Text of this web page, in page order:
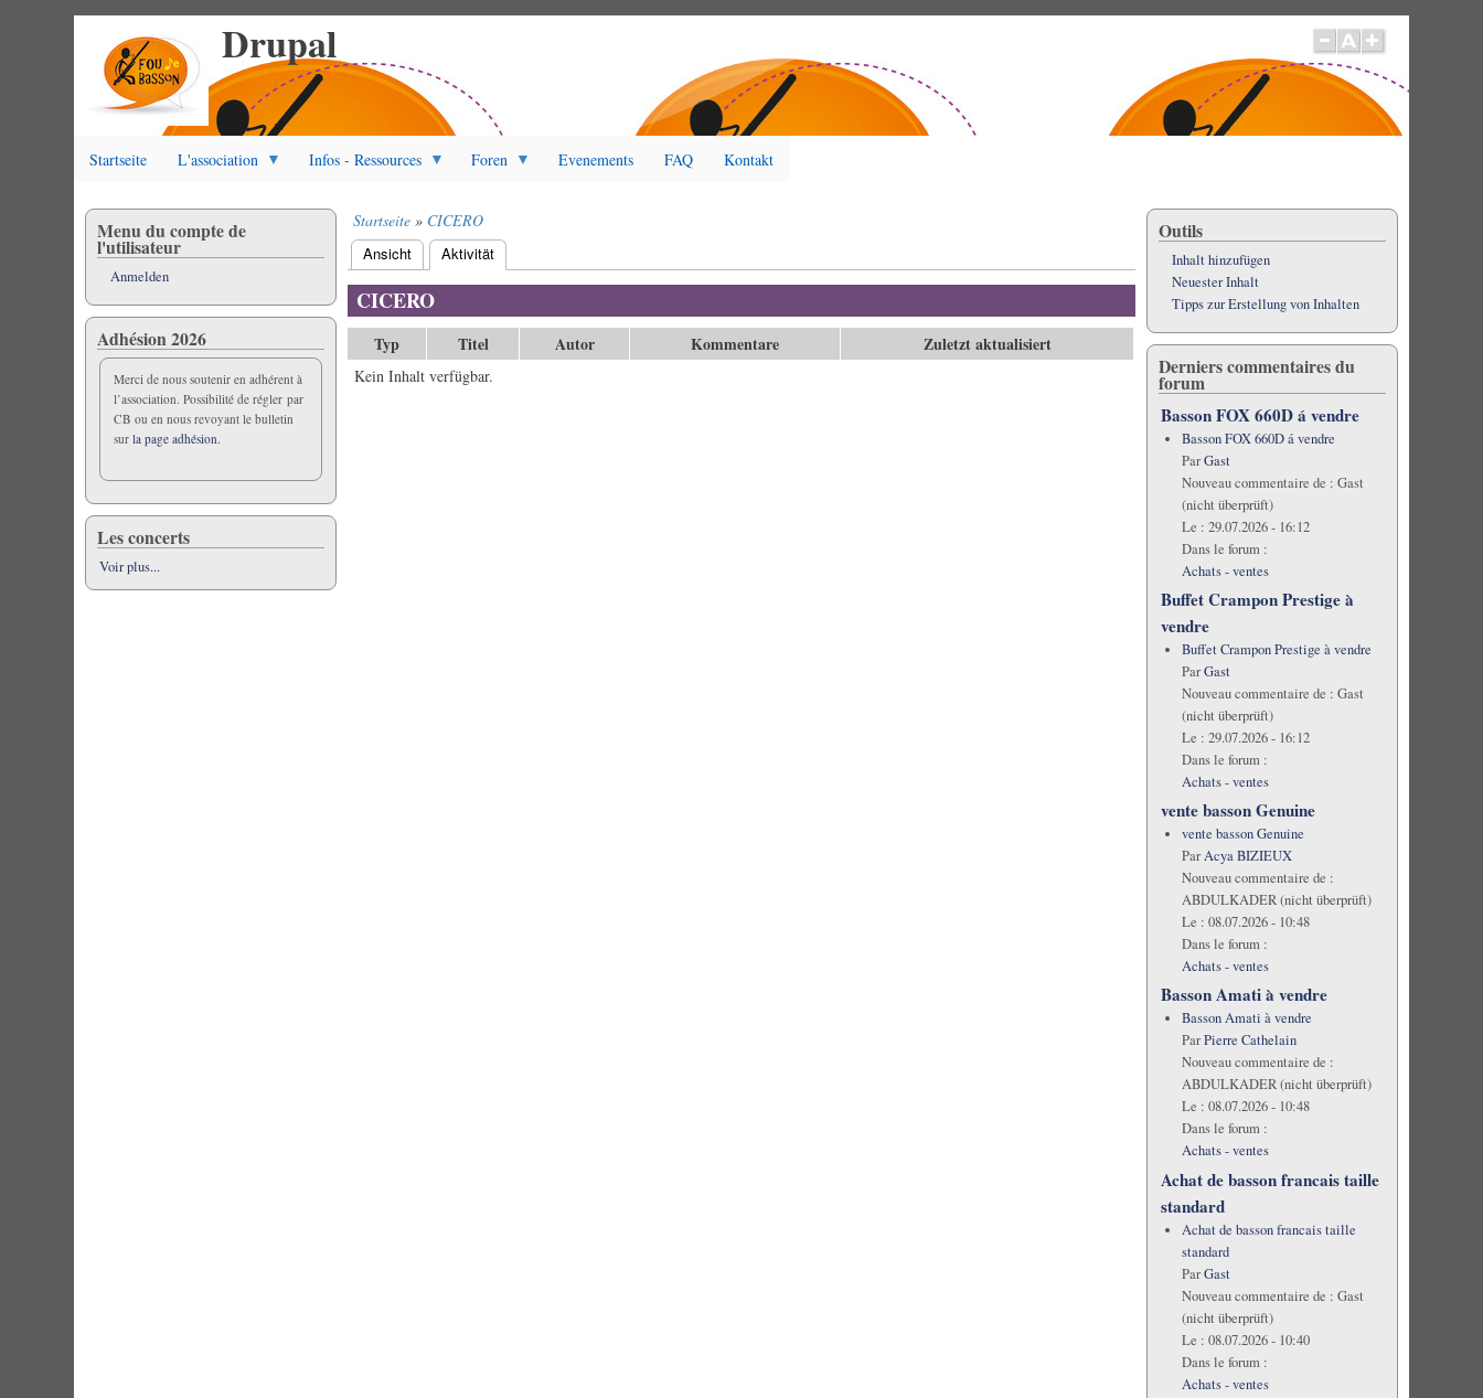
Drupal
Startseite L'association Infos - Ressources Foren Evenements FAQ Kontakt
Pfadnavigation
Startseite CICERO
Primäre
Reiter
Ansicht Aktivität
CICERO
Typ Titel Autor Kommentare Zuletzt aktualisiert
Kein Inhalt verfügbar.
Menu du compte de
l'utilisateur
Anmelden
Adhésion 2026
Merci de nous soutenir en adhérent à
l’association. Possibilité de régler par
CB ou en nous revoyant le bulletin
surla page adhésion.
Les concerts
Voir plus...
Outils
Inhalt hinzufügen
Neuester Inhalt
Tipps zur Erstellung von Inhalten
Derniers commentaires du
forum
Basson FOX 660D á vendre
Basson FOX 660D á vendre
ParGast
Nouveau commentaire de : Gast
(nicht überprüft)
Le : 29.07.2026 - 16:12
Dans le forum :
Achats - ventes
Buffet Crampon Prestige à
vendre
Buffet Crampon Prestige à vendre
ParGast
Nouveau commentaire de : Gast
(nicht überprüft)
Le : 29.07.2026 - 16:12
Dans le forum :
Achats - ventes
vente basson Genuine
vente basson Genuine
ParAcya BIZIEUX
Nouveau commentaire de :
ABDULKADER (nicht überprüft)
Le : 08.07.2026 - 10:48
Dans le forum :
Achats - ventes
Basson Amati à vendre
Basson Amati à vendre
ParPierre Cathelain
Nouveau commentaire de :
ABDULKADER (nicht überprüft)
Le : 08.07.2026 - 10:48
Dans le forum :
Achats - ventes
Achat de basson francais taille
standard
Achat de basson francais taille
standard
ParGast
Nouveau commentaire de : Gast
(nicht überprüft)
Le : 08.07.2026 - 10:40
Dans le forum :
Achats - ventes